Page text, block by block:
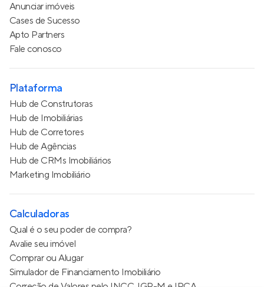
Anunciar imóveis
Cases de Sucesso
Apto Partners
Fale conosco
Plataforma
Hub de Construtoras
Hub de Imobiliárias
Hub de Corretores
Hub de Agências
Hub de CRMs Imobiliários
Marketing Imobiliário
Calculadoras
Qual é o seu poder de compra?
Avalie seu imóvel
Comprar ou Alugar
Simulador de Financiamento Imobiliário